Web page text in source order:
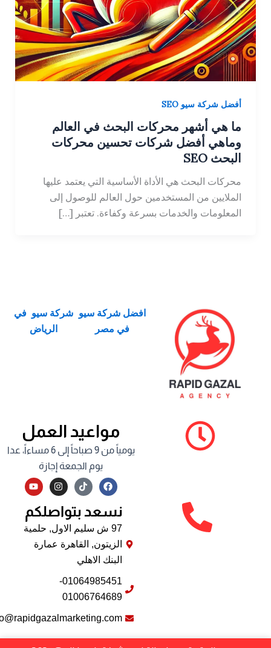
أفضل شركة سيو SEO
ما هي أشهر محركات البحث في العالم
وماهي أفضل شركات تحسين محركات
البحث SEO
محركات البحث هي الأداة الأساسية التي يعتمد عليها
الملايين من المستخدمين حول العالم للوصول إلى
المعلومات والخدمات بسرعة وكفاءة. تعتبر […]
افضل شركة سيو
في مصر
شركة سيو في
الرياض
مواعيد العمل
يومياً من 9 صباحاً إلى 6 مساءاً، عدا
يوم الجمعة إجازة
F
a
e
b
o
k
n
t
a
g
a
Y
o
t
u
b
نسعد بتواصلكم
97 ش سليم الاول, حلمية
الزيتون, القاهرة عمارة
البنك الاهلي
01064985451-
01006764689
info@rapidgazalmarketing.com